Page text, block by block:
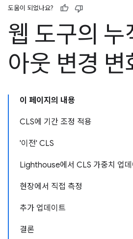
도움이 되었나요?
웹 도구의 누
아웃 변경 변
이 페이지의 내용
CLS에 기간 조정 적용
'이전' CLS
Lighthouse에서 CLS 가중치 업데
현장에서 직접 측정
추가 업데이트
결론